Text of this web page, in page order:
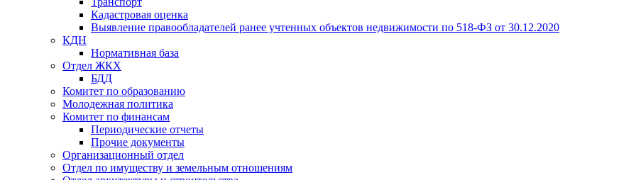
Кадастровая оценка
Выявление правообладателей ранее учтенных объектов недвижимости по 518-ФЗ от 30.12.2020
КДН
Нормативная база
Отдел ЖКХ
БДД
Комитет по образованию
Молодежная политика
Комитет по финансам
Периодические отчеты
Прочие документы
Организационный отдел
Отдел по имуществу и земельным отношениям